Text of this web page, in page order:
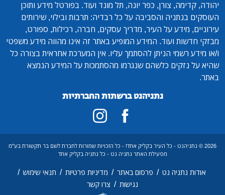
יהודה, קדימה, צורן, כפר יונה, תל מונד ועוד. בפורטל מידע ותוכן
העוסקים בנתניה והסביבה על כל רבדיה: תרבות ובילוי, שירותים
עירוניים, מידע על העיר, מדריך עסקים, חברה, רכילות, ספורט,
מבזקי חדשות ועוד. המידע המופיע באתר זה אינו מהווה מידע משפטי
ו/או מידע רשמי הניתן להסתמך עליו. אין המערכת אחראית בצורה כל
שהיא על נזקים כלשהם שנגרמו מהסתמכות על המידע הנמצא
באתר.
נתניהנט ברשתות החברתיות
2026 © נתניהנט - כל העיר בקליק אחד! - כל הזכויות שמורות לחברת לשם בר תקשורת בע"מ
מפעילת האתר נתניה נט - כל נתניה בקליק אחד
אודות נתניה נט / פרסום באתר / מדיניות פרטיות / תנאי שימוש /
נגישות / צרו קשר